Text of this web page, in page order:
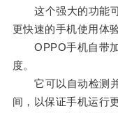
这个强大的功能可
更快速的手机使用体验
OPPO手机自带加
度。
它可以自动检测并
间，以保证手机运行